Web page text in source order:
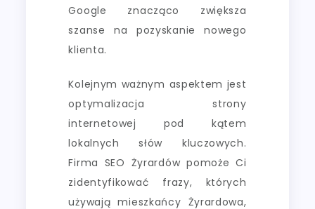
Google znacząco zwiększa
szanse na pozyskanie nowego
klienta.
Kolejnym ważnym aspektem jest
optymalizacja strony
internetowej pod kątem
lokalnych słów kluczowych.
Firma SEO Żyrardów pomoże Ci
zidentyfikować frazy, których
używają mieszkańcy Żyrardowa,